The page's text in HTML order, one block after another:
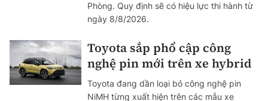
Phòng. Quy định sẽ có hiệu lực thi hành từ
ngày 8/8/2026.
Toyota sắp phổ cập công
nghệ pin mới trên xe hybrid
Toyota đang dần loại bỏ công nghệ pin
NiMH từng xuất hiện trên các mẫu xe